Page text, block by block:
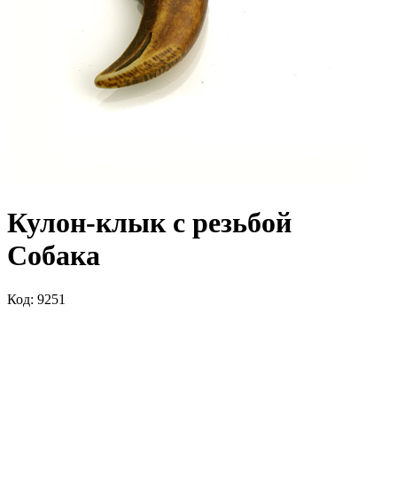
Кулон-клык с резьбой
Собака
Код: 9251